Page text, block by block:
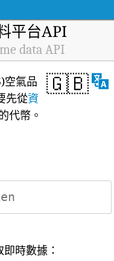
平台API
data API
🇬🇧
空氣品
先從資
代幣。
時數據：